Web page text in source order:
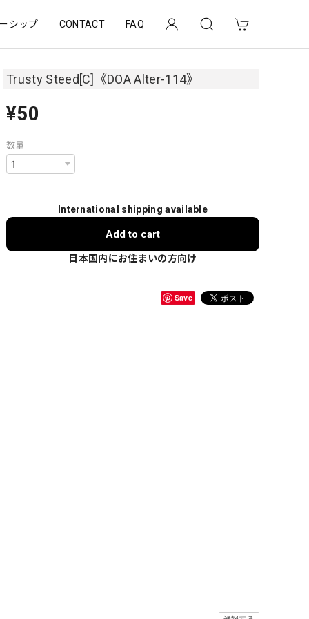
シップ CONTACT FAQ
Trusty Steed[C]《DOA Alter-114》
¥50
数量
International shipping available
Add to cart
日本国内にお住まいの方向け
Save